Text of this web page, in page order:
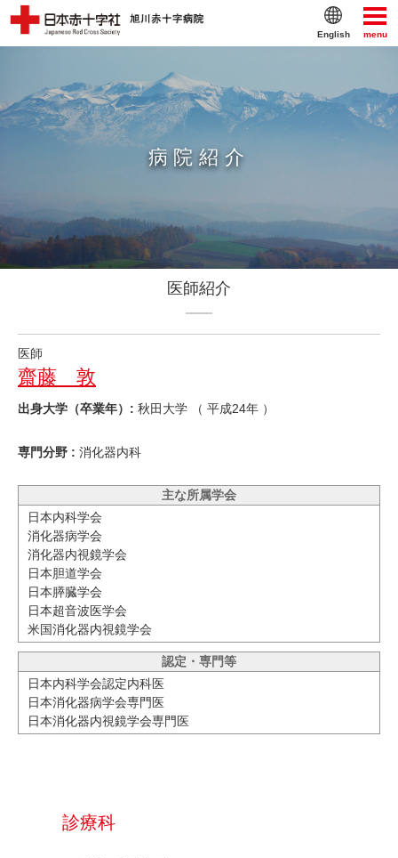
menu
English
病院紹介
医師紹介
医師
齋藤 敦
出身大学（卒業年）: 秋田大学 （ 平成24年 ）
専門分野 : 消化器内科
主な所属学会
日本内科学会
消化器病学会
消化器内視鏡学会
日本胆道学会
日本膵臓学会
日本超音波医学会
米国消化器内視鏡学会
認定・専門等
日本内科学会認定内科医
日本消化器病学会専門医
日本消化器内視鏡学会専門医
診療科